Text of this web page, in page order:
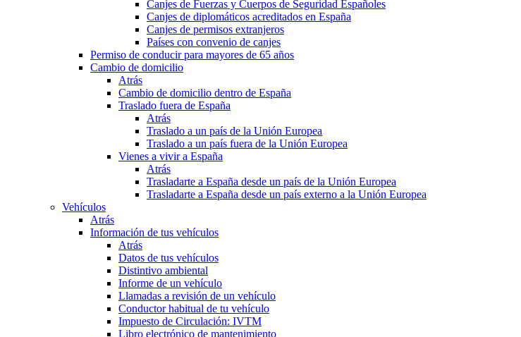
Canjes de Fuerzas y Cuerpos de Seguridad Españoles
Canjes de diplomáticos acreditados en España
Canjes de permisos extranjeros
Países con convenio de canjes
Permiso de conducir para mayores de 65 años
Cambio de domicilio
Atrás
Cambio de domicilio dentro de España
Traslado fuera de España
Atrás
Traslado a un país de la Unión Europea
Traslado a un país fuera de la Unión Europea
Vienes a vivir a España
Atrás
Trasladarte a España desde un país de la Unión Europea
Trasladarte a España desde un país externo a la Unión Europea
Vehículos
Atrás
Información de tus vehículos
Atrás
Datos de tus vehículos
Distintivo ambiental
Informe de un vehículo
Llamadas a revisión de un vehículo
Conductor habitual de tu vehículo
Impuesto de Circulación: IVTM
Libro electrónico de mantenimiento